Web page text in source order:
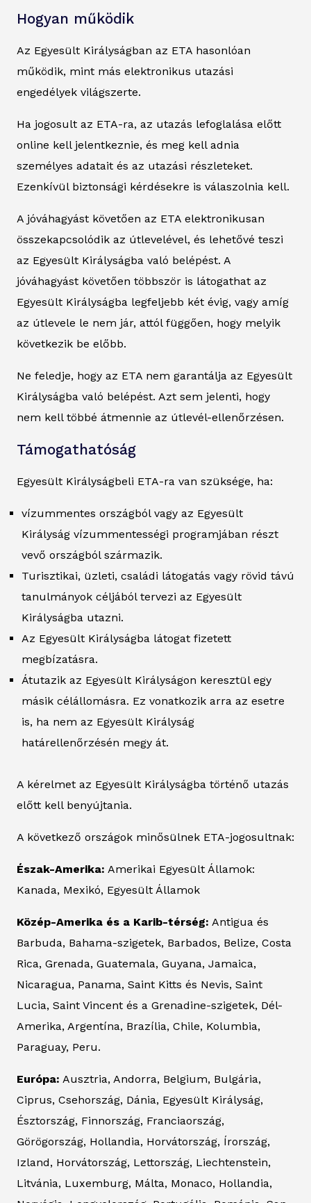
Hogyan működik
Az Egyesült Királyságban az ETA hasonlóan
működik, mint más elektronikus utazási
engedélyek világszerte.
Ha jogosult az ETA-ra, az utazás lefoglalása előtt
online kell jelentkeznie, és meg kell adnia
személyes adatait és az utazási részleteket.
Ezenkívül biztonsági kérdésekre is válaszolnia kell.
A jóváhagyást követően az ETA elektronikusan
összekapcsolódik az útlevelével, és lehetővé teszi
az Egyesült Királyságba való belépést. A
jóváhagyást követően többször is látogathat az
Egyesült Királyságba legfeljebb két évig, vagy amíg
az útlevele le nem jár, attól függően, hogy melyik
következik be előbb.
Ne feledje, hogy az ETA nem garantálja az Egyesült
Királyságba való belépést. Azt sem jelenti, hogy
nem kell többé átmennie az útlevél-ellenőrzésen.
Támogathatóság
Egyesült Királyságbeli ETA-ra van szüksége, ha:
vízummentes országból vagy az Egyesült
Királyság vízummentességi programjában részt
vevő országból származik.
Turisztikai, üzleti, családi látogatás vagy rövid távú
tanulmányok céljából tervezi az Egyesült
Királyságba utazni.
Az Egyesült Királyságba látogat fizetett
megbízatásra.
Átutazik az Egyesült Királyságon keresztül egy
másik célállomásra. Ez vonatkozik arra az esetre
is, ha nem az Egyesült Királyság
határellenőrzésén megy át.
A kérelmet az Egyesült Királyságba történő utazás
előtt kell benyújtania.
A következő országok minősülnek ETA-jogosultnak:
Észak-Amerika: Amerikai Egyesült Államok:
Kanada, Mexikó, Egyesült Államok
Közép-Amerika és a Karib-térség: Antigua és
Barbuda, Bahama-szigetek, Barbados, Belize, Costa
Rica, Grenada, Guatemala, Guyana, Jamaica,
Nicaragua, Panama, Saint Kitts és Nevis, Saint
Lucia, Saint Vincent és a Grenadine-szigetek, Dél-
Amerika, Argentína, Brazília, Chile, Kolumbia,
Paraguay, Peru.
Európa: Ausztria, Andorra, Belgium, Bulgária,
Ciprus, Csehország, Dánia, Egyesült Királyság,
Észtország, Finnország, Franciaország,
Görögország, Hollandia, Horvátország, Írország,
Izland, Horvátország, Lettország, Liechtenstein,
Litvánia, Luxemburg, Málta, Monaco, Hollandia,